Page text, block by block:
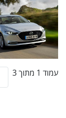
עמוד 1 מתוך 3